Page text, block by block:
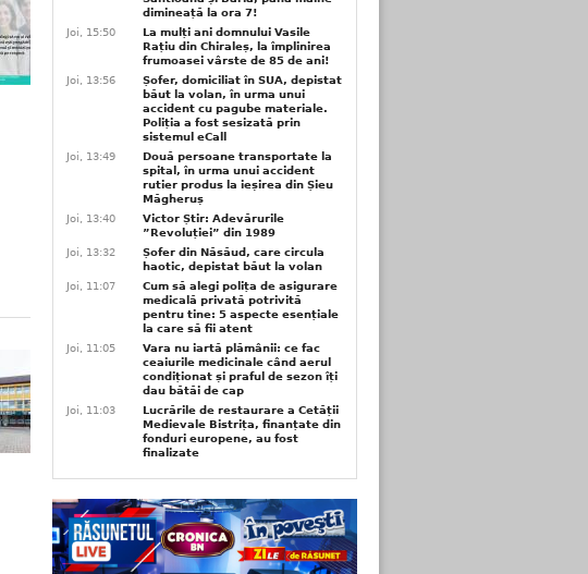
dimineață la ora 7!
Joi, 15:50
La mulți ani domnului Vasile
Rațiu din Chiraleș, la împlinirea
frumoasei vârste de 85 de ani!
Joi, 13:56
Șofer, domiciliat în SUA, depistat
băut la volan, în urma unui
accident cu pagube materiale.
Poliția a fost sesizată prin
sistemul eCall
Joi, 13:49
Două persoane transportate la
spital, în urma unui accident
rutier produs la ieșirea din Șieu
Măgheruș
Joi, 13:40
Victor Știr: Adevărurile
”Revoluției” din 1989
Joi, 13:32
Șofer din Năsăud, care circula
haotic, depistat băut la volan
Joi, 11:07
Cum să alegi polița de asigurare
medicală privată potrivită
pentru tine: 5 aspecte esențiale
la care să fii atent
Joi, 11:05
Vara nu iartă plămânii: ce fac
ceaiurile medicinale când aerul
condiționat și praful de sezon îți
dau bătăi de cap
Joi, 11:03
Lucrările de restaurare a Cetății
Medievale Bistrița, finanțate din
fonduri europene, au fost
finalizate